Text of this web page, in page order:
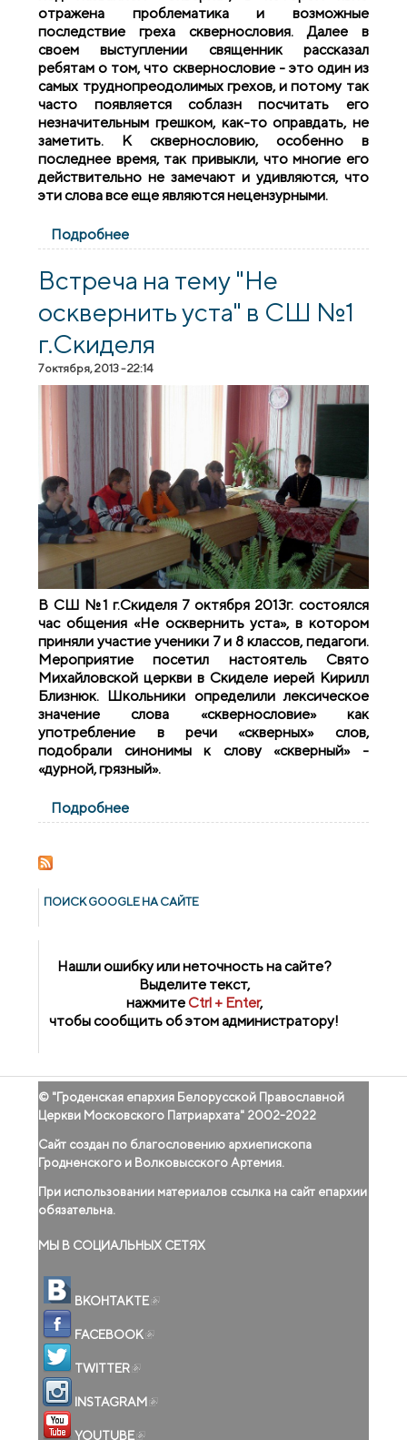
отражена проблематика и возможные
последствие греха сквернословия. Далее в
своем выступлении священник рассказал
ребятам о том, что сквернословие - это один из
самых труднопреодолимых грехов, и потому так
часто появляется соблазн посчитать его
незначительным грешком, как-то оправдать, не
заметить. К сквернословию, особенно в
последнее время, так привыкли, что многие его
действительно не замечают и удивляются, что
эти слова все еще являются нецензурными.
Подробнее
средней школе
Встреча на тему "Не
осквернить уста" в СШ №1
г.Скиделя
7 октября, 2013 - 22:14
В СШ №1 г.Скиделя 7 октября 2013г. состоялся
час общения «Не осквернить уста», в котором
приняли участие ученики 7 и 8 классов, педагоги.
Мероприятие посетил настоятель Свято
Михайловской церкви в Скиделе иерей Кирилл
Близнюк. Школьники определили лексическое
значение слова «сквернословие» как
употребление в речи «скверных» слов,
подобрали синонимы к слову «скверный» -
«дурной, грязный».
Подробнее
СШ №1 г.Скиделя
ПОИСК GOОGLE НА САЙТЕ
Нашли ошибку или неточность на сайте?
Выделите текст,
нажмитеCtrl + Enter,
чтобы сообщить об этом администратору!
© "Гроденская епархия Белорусской Православной
Церкви Московского Патриархата" 2002-2022
Сайт создан по благословению архиепископа
Гродненского и Волковысского Артемия.
При использовании материалов ссылка на сайт епархии
обязательна.
МЫ В СОЦИАЛЬНЫХ СЕТЯХ
ВКОНТАКТЕ
FACEBOOK
TWITTER
INSTAGRAM
YOUTUBE